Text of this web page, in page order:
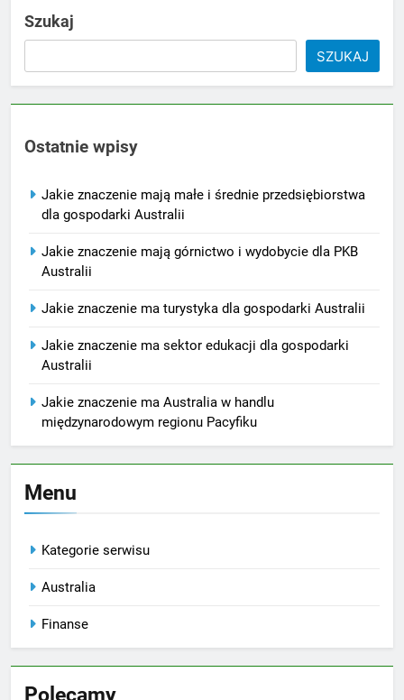
Szukaj
SZUKAJ
Ostatnie wpisy
Jakie znaczenie mają małe i średnie przedsiębiorstwa
dla gospodarki Australii
Jakie znaczenie mają górnictwo i wydobycie dla PKB
Australii
Jakie znaczenie ma turystyka dla gospodarki Australii
Jakie znaczenie ma sektor edukacji dla gospodarki
Australii
Jakie znaczenie ma Australia w handlu
międzynarodowym regionu Pacyfiku
Menu
Kategorie serwisu
Australia
Finanse
Polecamy